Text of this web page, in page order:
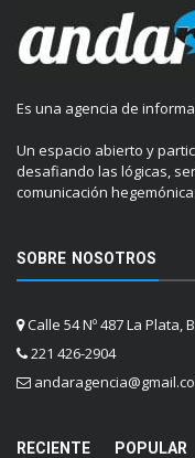
Es una agencia de
Un espacio abierto y
desafiando las lógicas,
comunicación
SOBRE NOSOTROS
Calle 54 Nº 487 La Plata,
221 426-2904
RECIENTE POPULAR